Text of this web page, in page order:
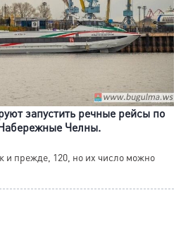
запустить речные рейсы по
Челны.
и прежде, 120, но их число можно